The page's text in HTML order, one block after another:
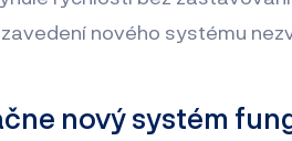
nového systému
nový systém